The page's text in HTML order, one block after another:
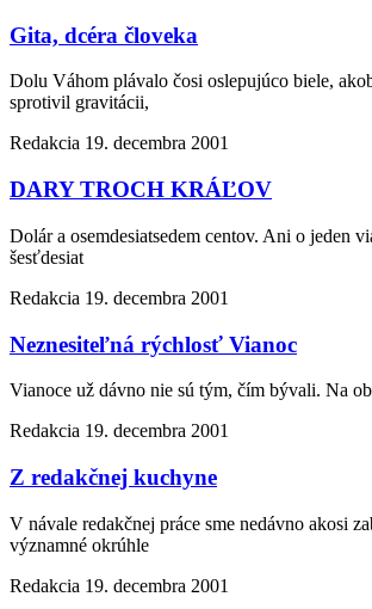
Gita, dcéra človeka
Dolu Váhom plávalo čosi oslepujúco biele,
sprotivil gravitácii,
Redakcia 19. decembra 2001
DARY TROCH KRÁĽOV
Dolár a osemdesiatsedem centov. Ani o jeden
šesťdesiat
Redakcia 19. decembra 2001
Neznesiteľná rýchlosť Vianoc
Vianoce už dávno nie sú tým, čím bývali. Na
Redakcia 19. decembra 2001
Z redakčnej kuchyne
V návale redakčnej práce sme nedávno akosi
významné okrúhle
Redakcia 19. decembra 2001